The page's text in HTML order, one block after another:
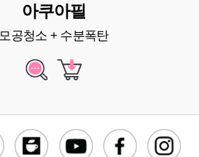
아쿠아필
모공청소 + 수분폭탄